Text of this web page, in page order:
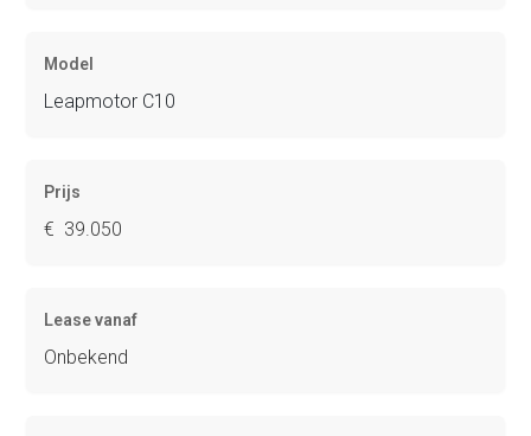
Model
Leapmotor C10
Prijs
€ 39.050
Lease vanaf
Onbekend